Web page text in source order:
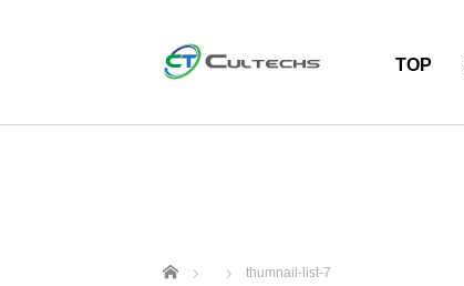
TOP
ホーム thumnail-list-7